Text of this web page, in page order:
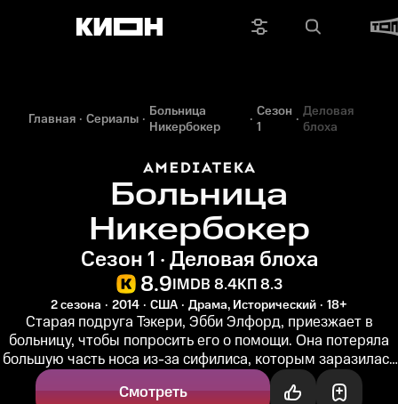
Главная Сериалы
Больница
Никербокер
Сезон
1
Деловая
блоха
Больница
Никербокер
Сезон 1 · Деловая блоха
8.9IMDB 8.4КП 8.3
2 сезона 2014 США Драма, Исторический 18+
Старая подруга Тэкери, Эбби Элфорд, приезжает в
больницу, чтобы попросить его о помощи. Она потеряла
большую часть носа из-за сифилиса, которым заразилась
Смотреть